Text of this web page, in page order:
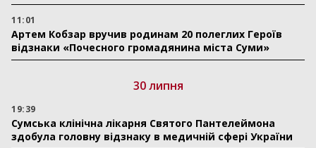
11:01
Артем Кобзар вручив родинам 20 полеглих Героїв
відзнаки «Почесного громадянина міста Суми»
30 липня
19:39
Сумська клінічна лікарня Святого Пантелеймона
здобула головну відзнаку в медичній сфері України